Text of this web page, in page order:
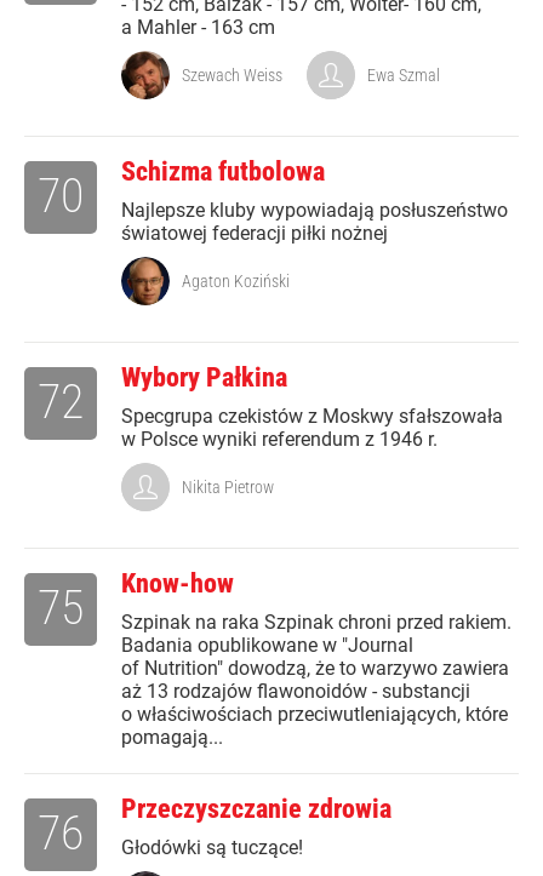
a Mahler - 163 cm
Szewach Weiss Ewa Szmal
Schizma futbolowa
Najlepsze kluby wypowiadają posłuszeństwo
światowej federacji piłki nożnej
70
Agaton Koziński
Wybory Pałkina
Specgrupa czekistów z Moskwy sfałszowała
w Polsce wyniki referendum z 1946 r.
72
Nikita Pietrow
Know-how
Szpinak na raka Szpinak chroni przed rakiem.
Badania opublikowane w "Journal
of Nutrition" dowodzą, że to warzywo zawiera
aż 13 rodzajów flawonoidów - substancji
o właściwościach przeciwutleniających, które
pomagają...
75
Przeczyszczanie zdrowia
Głodówki są tuczące!
76